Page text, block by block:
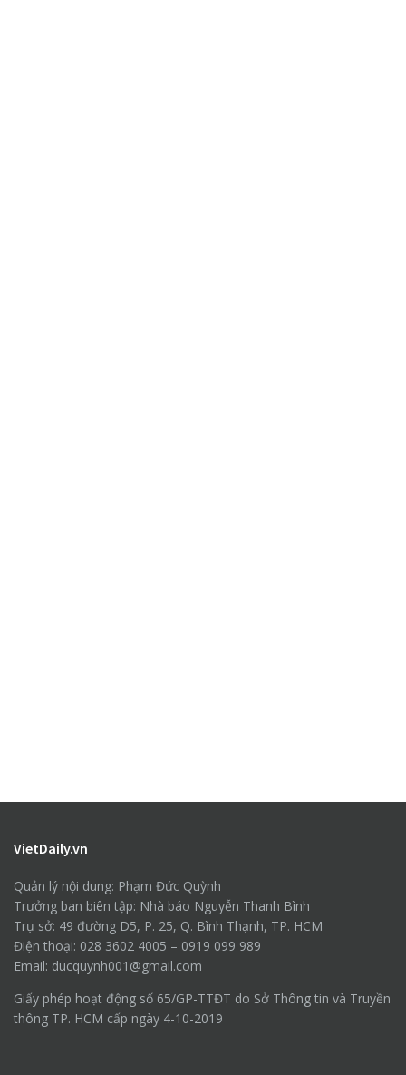
VietDaily.vn
Quản lý nội dung: Phạm Đức Quỳnh
Trưởng ban biên tập: Nhà báo Nguyễn Thanh Bình
Trụ sở: 49 đường D5, P. 25, Q. Bình Thạnh, TP. HCM
Điện thoại: 028 3602 4005 – 0919 099 989
Email: ducquynh001@gmail.com
Giấy phép hoạt động số 65/GP-TTĐT do Sở Thông tin và Truyền
thông TP. HCM cấp ngày 4-10-2019